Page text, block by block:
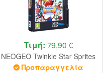
Τιμή: 79,90 €
NEOGEO Twinkle Star Sprites
Προπαραγγελία